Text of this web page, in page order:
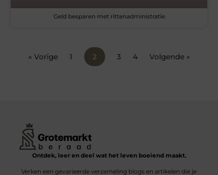
Geld besparen met rittenadministratie
« Vorige 1 2 3 4 Volgende »
Ontdek, leer en deel wat het leven boeiend maakt.
Verken een gevarieerde verzameling blogs en artikelen die je